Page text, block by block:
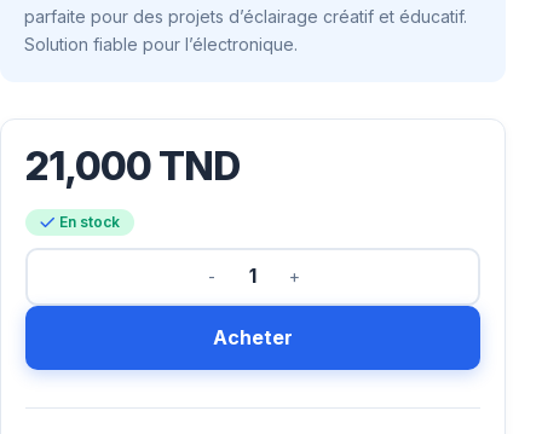
parfaite pour des projets d’éclairage créatif et éducatif.
Solution fiable pour l’électronique.
21,000TND
En stock
Acheter